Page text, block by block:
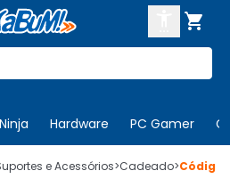

Hardware PC Gamer
e Acessórios>Cadeado>Código